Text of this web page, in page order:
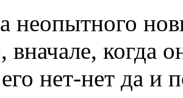
вначале, когда
его нет-нет да